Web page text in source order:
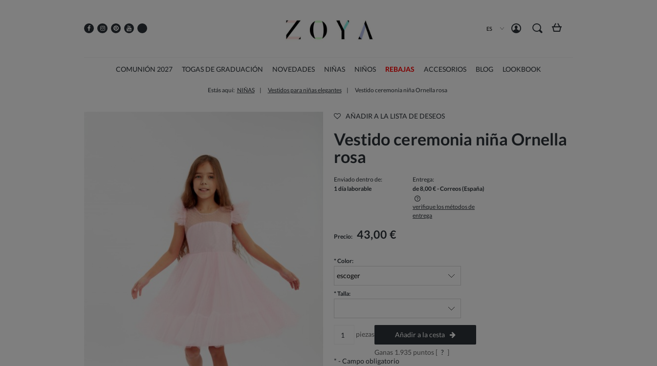
ES
COMUNIÓN 2027 TOGAS DE GRADUACIÓN NOVEDADES NIÑAS NIÑOS REBAJAS ACCESORIOS BLOG LOOKBOOK
Estás aquí: NIÑAS Vestidos para niñas elegantes Vestido ceremonia niña Ornella rosa
AÑADIR A LA LISTA DE DESEOS
Vestido ceremonia niña Ornella
rosa
Enviado dentro de:
1 día laborable
Entrega:
de 8,00 €- Correos(España)
verifique los métodos de
entrega
Precio: 43,00 €
* Color:
* Talla:
piezas Añadir a la cesta
Ganas 1.935 puntos [ ? ]
* - Campo obligatorio